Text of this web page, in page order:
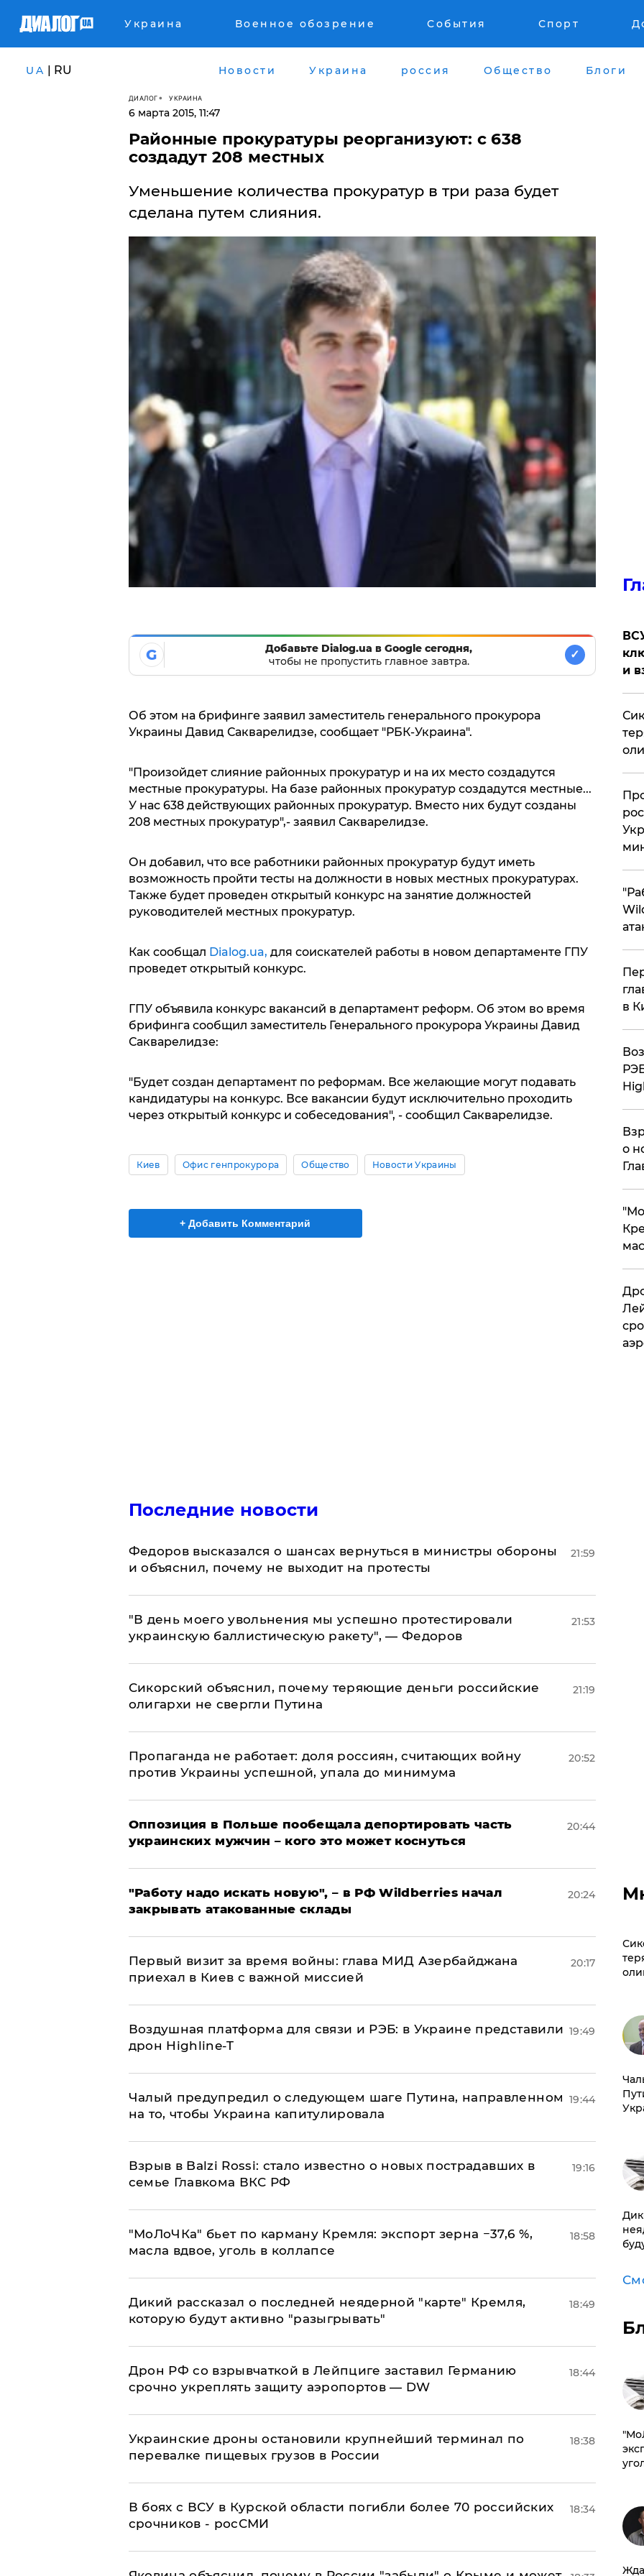
Украина Военное обозрение События Спорт
UA | RU Новости Украина россия Общество Блоги
ДИАЛОГ УКРАИНА
6 марта 2015, 11:47
Районные прокуратуры реорганизуют: с 638
создадут 208 местных
Уменьшение количества прокуратур в три раза будет
сделана путем слияния.
G
Добавьте Dialog.ua в Google сегодня,
чтобы не пропустить главное завтра.
✓
Об этом на брифинге заявил заместитель генерального прокурора
Украины Давид Сакварелидзе, сообщает "РБК-Украина".
"Произойдет слияние районных прокуратур и на их место создадутся
местные прокуратуры. На базе районных прокуратур создадутся местные...
У нас 638 действующих районных прокуратур. Вместо них будут созданы
208 местных прокуратур",- заявил Сакварелидзе.
Он добавил, что все работники районных прокуратур будут иметь
возможность пройти тесты на должности в новых местных прокуратурах.
Также будет проведен открытый конкурс на занятие должностей
руководителей местных прокуратур.
Как сообщал Dialog.ua, для соискателей работы в новом департаменте ГПУ
проведет открытый конкурс.
ГПУ объявила конкурс вакансий в департамент реформ. Об этом во время
брифинга сообщил заместитель Генерального прокурора Украины Давид
Сакварелидзе:
"Будет создан департамент по реформам. Все желающие могут подавать
кандидатуры на конкурс. Все вакансии будут исключительно проходить
через открытый конкурс и собеседования", - сообщил Сакварелидзе.
Киев Офис генпрокурора Общество Новости Украины
+ Добавить Комментарий
Последние новости
Федоров высказался о шансах вернуться в министры обороны
и объяснил, почему не выходит на протесты
21:59
​"В день моего увольнения мы успешно протестировали
украинскую баллистическую ракету", — Федоров
21:53
Сикорский объяснил, почему теряющие деньги российские
олигархи не свергли Путина
21:19
​Пропаганда не работает: доля россиян, считающих войну
против Украины успешной, упала до минимума
20:52
Оппозиция в Польше пообещала депортировать часть
украинских мужчин – кого это может коснуться
20:44
"Работу надо искать новую", – в РФ Wildberries начал
закрывать атакованные склады
20:24
Первый визит за время войны: глава МИД Азербайджана
приехал в Киев с важной миссией
20:17
Воздушная платформа для связи и РЭБ: в Украине представили
дрон Highline-T
19:49
Чалый предупредил о следующем шаге Путина, направленном
на то, чтобы Украина капитулировала
19:44
Взрыв в Balzi Rossi: стало известно о новых пострадавших в
семье Главкома ВКС РФ
19:16
​"МоЛоЧКа" бьет по карману Кремля: экспорт зерна −37,6 %,
масла вдвое, уголь в коллапсе
18:58
Дикий рассказал о последней неядерной "карте" Кремля,
которую будут активно "разыгрывать"
18:49
​Дрон РФ со взрывчаткой в Лейпциге заставил Германию
срочно укреплять защиту аэропортов — DW
18:44
Украинские дроны остановили крупнейший терминал по
перевалке пищевых грузов в России
18:38
В боях с ВСУ в Курской области погибли более 70 российских
срочников - росСМИ
18:34
и
в
о